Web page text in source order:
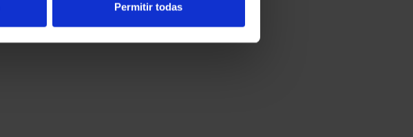
Permitir todas